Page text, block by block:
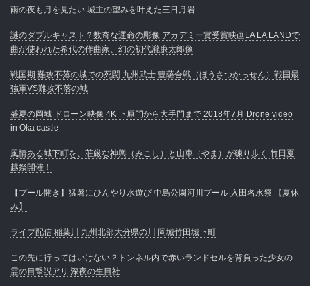
雨の夜も月を見たい 城主の望みを叶えた三日月岩
謎のダブルキャスト？数奇な運命の彫像 アカデミー賞受賞映画LA LA LANDで
曲が使われた希代の作曲家、幻の初代瀧廉太郎像
戦国期 難攻不落の城での死闘 九州武士 豊薩合戦（ほうさつかっせん）戦国最
強軍VS難攻不落の城
盛夏の岡城 ドローン映像 4K 下原門から大手門まで 2018年7月 Drone video
in Oka castle
風情ある城下町を、荘厳な神輿（みこし）と山車（やま）が練り歩く 竹田夏
越祭開催！
【プール開き】猛暑にひんやり水遊び 中島公園河川プール 入田名水祭 【夏休
み】
ライブ配信 稲葉川 九州北部大分県の川 岡城竹田城下町
この先に行ってはいけない？トンネル内で赤いランドセルを背負った少女の
霊の目撃説アリ 深夜の生目社